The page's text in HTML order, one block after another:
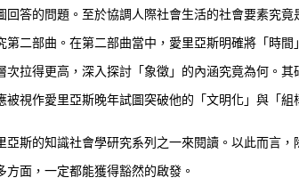
答的問題。至於協調人際社會生活的社會要素究
二部曲。在第二部曲當中，愛里亞斯明確將「時
拉得更高，深入探討「象徵」的內涵究竟為何。
視作愛里亞斯晚年試圖突破他的「文明化」與「組
斯的知識社會學研究系列之一來閱讀。以此而言
面，一定都能獲得豁然的啟發。